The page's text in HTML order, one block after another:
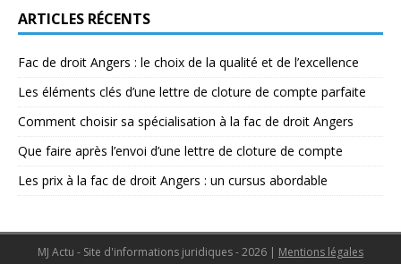
ARTICLES RÉCENTS
Fac de droit Angers : le choix de la qualité et de l’excellence
Les éléments clés d’une lettre de cloture de compte parfaite
Comment choisir sa spécialisation à la fac de droit Angers
Que faire après l’envoi d’une lettre de cloture de compte
Les prix à la fac de droit Angers : un cursus abordable
MJ Actu - Site d'informations juridiques - 2026 | Mentions légales